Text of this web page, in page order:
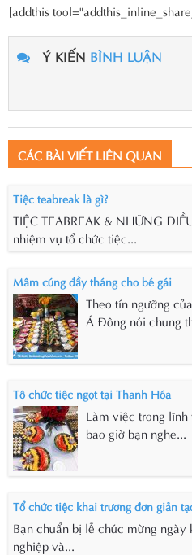
[addthis
Ý KIẾN BÌNH LUẬN
CÁC BÀI VIẾT LIÊN QUAN
Tiệc teabreak là gì?
TIỆC TEABREAK & NHỮNG
nhiệm vụ tổ chức tiệc...
Mâm cúng đầy tháng cho bé gái
Theo tín ngưỡng
Á Đông nói chung
Tô chức tiệc ngọt tại Thanh Hóa
Làm việc trong lĩnh
bao giờ bạn nghe...
Tổ chức tiệc khai trương đơn giản
Bạn chuẩn bị lễ chúc mừng
nghiệp và...